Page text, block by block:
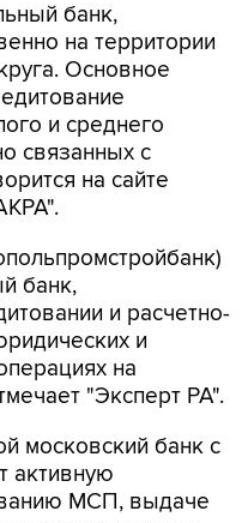
банк,
на территории
Основное
и среднего
связанных с
на сайте
банк,
и расчетно-
и
на
"Эксперт РА".
московский банк с
активную
МСП, выдаче